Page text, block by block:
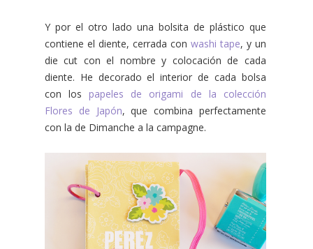
Y por el otro lado una bolsita de plástico que
contiene el diente, cerrada con washi tape, y un
die cut con el nombre y colocación de cada
diente. He decorado el interior de cada bolsa
con los papeles de origami de la colección
Flores de Japón, que combina perfectamente
con la de Dimanche a la campagne.